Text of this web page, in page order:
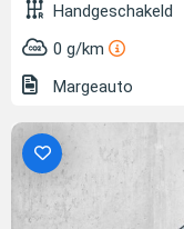
Handgeschakeld
0 g/km
Margeauto